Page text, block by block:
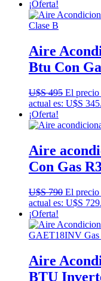
¡Oferta!
Aire
Btu Con
U$S495 El
actual es: U$S 345.
¡Oferta!
Aire
Con Gas
U$S790 El
actual es: U$S 729.
¡Oferta!
Aire
BTU